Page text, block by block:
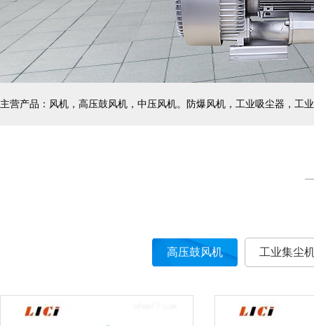
主营产品：风机，高压鼓风机，中压风机。防爆风机，工业吸尘器，工
高压鼓风机 工业集尘